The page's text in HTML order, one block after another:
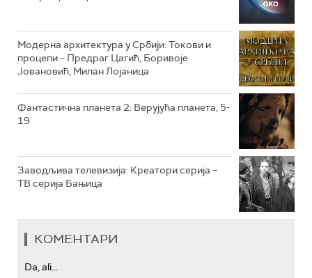
Модерна архитектура у Србији: Токови и
процепи – Предраг Цагић, Боривоје
Јовановић, Милан Лојаница
Фантастична планета 2: Верујућа планета, 5-
19
Заводљива телевизија: Креатори серија –
ТВ серија Бањица
КОМЕНТАРИ
Da, ali...